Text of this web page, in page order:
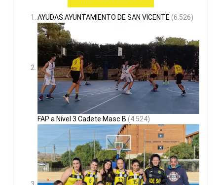
AYUDAS AYUNTAMIENTO DE SAN VICENTE (6.526)
FAP a Nivel 3 Cadete Masc B (4.524)